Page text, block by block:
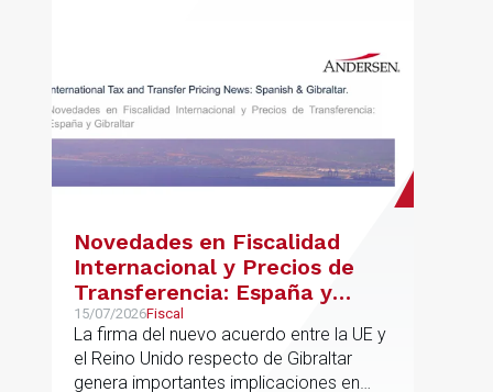
Novedades en Fiscalidad
Internacional y Precios de
Transferencia: España y
Gibraltar
15/07/2026Fiscal
La firma del nuevo acuerdo entre la UE y
el Reino Unido respecto de Gibraltar
genera importantes implicaciones en